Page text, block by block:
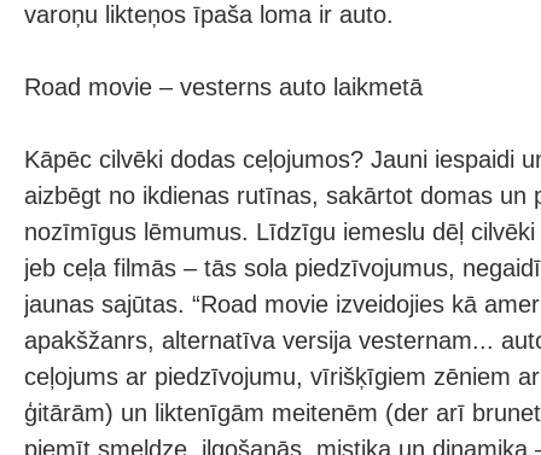
varoņu likteņos īpaša loma ir auto.
Road movie – vesterns auto laikmetā
Kāpēc cilvēki dodas ceļojumos? Jauni iespaidi
aizbēgt no ikdienas rutīnas, sakārtot domas un
nozīmīgus lēmumus. Līdzīgu iemeslu dēļ
jeb ceļa filmās – tās sola piedzīvojumus,
jaunas sajūtas. “Road movie izveidojies kā
apakšžanrs, alternatīva versija vesternam...
ceļojums ar piedzīvojumu, vīrišķīgiem zēniem
ģitārām) un liktenīgām meitenēm (der arī
piemīt smeldze, ilgošanās, mistika un dinamika